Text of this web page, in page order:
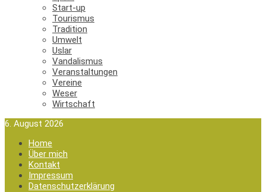
Start-up
Tourismus
Tradition
Umwelt
Uslar
Vandalismus
Veranstaltungen
Vereine
Weser
Wirtschaft
6. August 2026
Home
Über mich
Kontakt
Impressum
Datenschutzerklärung